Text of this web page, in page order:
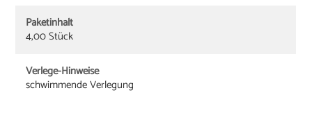
Paketinhalt
4,00 Stück
Verlege-Hinweise
schwimmende Verlegung